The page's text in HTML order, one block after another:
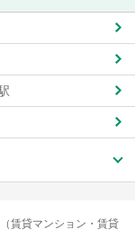
賃貸マンション・賃貸